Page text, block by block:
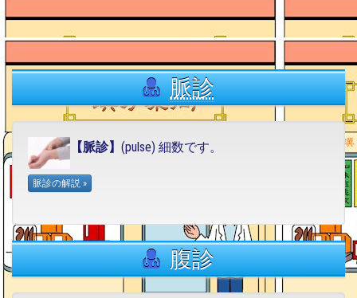
脈診
【脈診】 (pulse) 細数です。
腹診